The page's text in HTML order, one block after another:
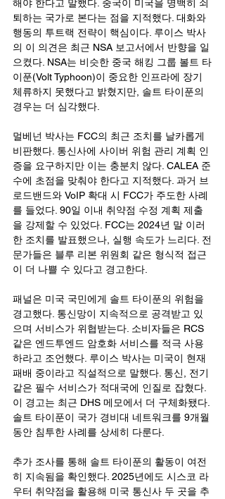
해야 한다고 말했다. 중국이 미국을 명백히 쇠
퇴하는 국가로 본다는 점을 지적했다. 대화와
행동의 투트랙 전략이 핵심이다. 루이스 박사
의 이 의견은 최근 NSA 보고서에서 반향을 일
으켰다. NSA는 비슷한 중국 해킹 그룹 볼트 타
이푼(Volt Typhoon)이 중요한 인프라에 장기
체류하지 못했다고 밝혔지만, 솔트 타이푼의
경우는 더 심각했다.
멀베넌 박사는 FCC의 최근 조치를 날카롭게
비판했다. 통신사에 사이버 위험 관리 계획 인
증을 요구하지만 이는 충분치 않다. CALEA 준
수에 초점을 맞춰야 한다고 지적했다. 과거 브
로드밴드와 VoIP 확대 시 FCC가 주도한 사례
를 들었다. 90일 이내 취약점 수정 계획 제출
을 강제할 수 있었다. FCC는 2024년 말 이러
한 조치를 발표했으나, 실행 속도가 느리다. 전
문가들은 블루 리본 위원회 같은 형식적 접근
이 더 나쁠 수 있다고 경고한다.
패널은 미국 국민에게 솔트 타이푼의 위험을
경고했다. 통신망이 지속적으로 공격받고 있
으며 서비스가 위협받는다. 소비자들은 RCS
같은 엔드투엔드 암호화 서비스를 적극 사용
하라고 조언했다. 루이스 박사는 미국이 현재
패배 중이라고 직설적으로 말했다. 통신, 전기
같은 필수 서비스가 적대국에 인질로 잡혔다.
이 경고는 최근 DHS 메모에서 더 구체화됐다.
솔트 타이푼이 국가 경비대 네트워크를 9개월
동안 침투한 사례를 상세히 다룬다.
추가 조사를 통해 솔트 타이푼의 활동이 여전
히 지속됨을 확인했다. 2025년에도 시스코 라
우터 취약점을 활용해 미국 통신사 두 곳을 추